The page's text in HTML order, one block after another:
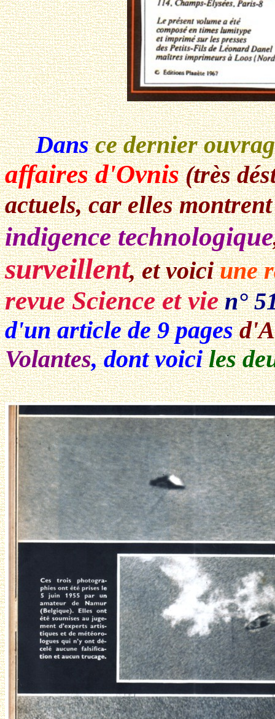
Dansce dernier
affaires d'Ovnis (très
actuels, car elles
indigence technologique
surveillent, et voiciune
revue Science et vie n°
d'un article de 9 pages
Volantes, dont voiciles